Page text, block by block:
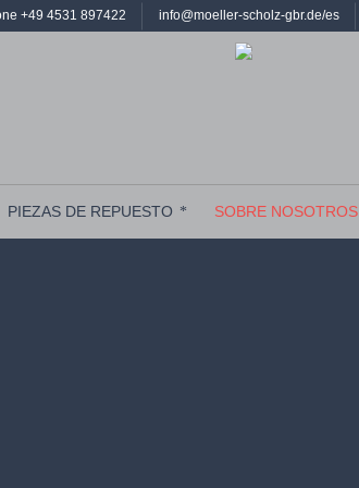
+49 4531 897422 info@moeller-scholz-gbr.de/es
PIEZAS DE REPUESTO SOBRE NOSOTROS